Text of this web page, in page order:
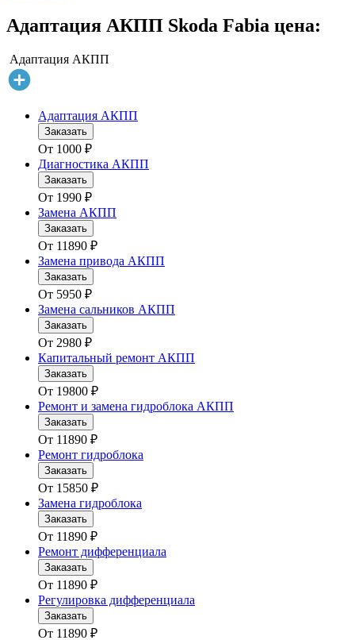
Адаптация АКПП Skoda Fabia цена:
Адаптация АКПП
Адаптация АКПП
Заказать
От 1000 ₽
Диагностика АКПП
Заказать
От 1990 ₽
Замена АКПП
Заказать
От 11890 ₽
Замена привода АКПП
Заказать
От 5950 ₽
Замена сальников АКПП
Заказать
От 2980 ₽
Капитальный ремонт АКПП
Заказать
От 19800 ₽
Ремонт и замена гидроблока АКПП
Заказать
От 11890 ₽
Ремонт гидроблока
Заказать
От 15850 ₽
Замена гидроблока
Заказать
От 11890 ₽
Ремонт дифференциала
Заказать
От 11890 ₽
Регулировка дифференциала
Заказать
От 11890 ₽